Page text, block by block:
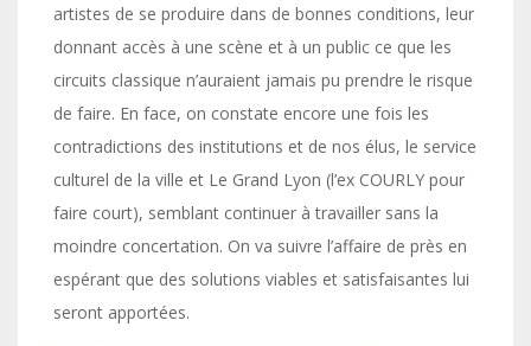
artistes de se produire dans de bonnes conditions, leur
donnant accès à une scène et à un public ce que les
circuits classique n’auraient jamais pu prendre le risque
de faire. En face, on constate encore une fois les
contradictions des institutions et de nos élus, le service
culturel de la ville et Le Grand Lyon (l’ex COURLY pour
faire court), semblant continuer à travailler sans la
moindre concertation. On va suivre l’affaire de près en
espérant que des solutions viables et satisfaisantes lui
seront apportées.